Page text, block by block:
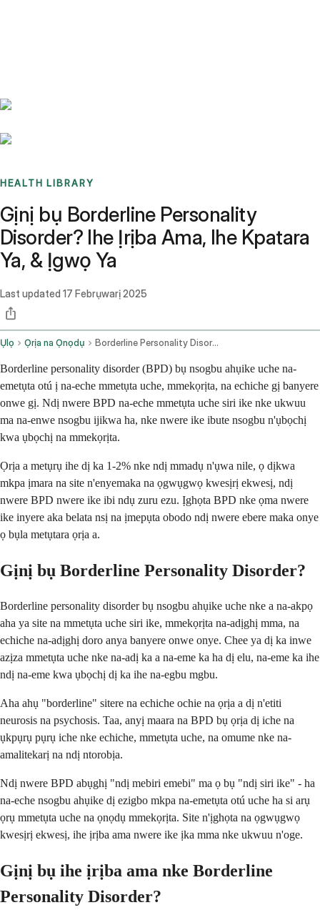
HEALTH LIBRARY
Gịnị bụ Borderline Personality
Disorder? Ihe Ịrịba Ama, Ihe Kpatara
Ya, & Ịgwọ Ya
Last updated 17 Febrụwarị 2025
Ụlọ Ọrịa na Ọnọdụ Borderline Personality Disorder
Borderline personality disorder (BPD) bụ nsogbu ahụike uche na-
emetụta otú ị na-eche mmetụta uche, mmekọrịta, na echiche gị banyere
onwe gị. Ndị nwere BPD na-eche mmetụta uche siri ike nke ukwuu
ma na-enwe nsogbu ijikwa ha, nke nwere ike ibute nsogbu n'ụbọchị
kwa ụbọchị na mmekọrịta.
Ọrịa a metụrụ ihe dị ka 1-2% nke ndị mmadụ n'ụwa nile, ọ dịkwa
mkpa ịmara na site n'enyemaka na ọgwụgwọ kwesịrị ekwesị, ndị
nwere BPD nwere ike ibi ndụ zuru ezu. Ịghọta BPD nke ọma nwere
ike inyere aka belata nsị na ịmepụta obodo ndị nwere ebere maka onye
ọ bụla metụtara ọrịa a.
Gịnị bụ Borderline Personality Disorder?
Borderline personality disorder bụ nsogbu ahụike uche nke a na-akpọ
aha ya site na mmetụta uche siri ike, mmekọrịta na-adịghị mma, na
echiche na-adịghị doro anya banyere onwe onye. Chee ya dị ka inwe
azịza mmetụta uche nke na-adị ka a na-eme ka ha dị elu, na-eme ka ihe
ndị na-eme kwa ụbọchị dị ka ihe na-egbu mgbu.
Aha ahụ "borderline" sitere na echiche ochie na ọrịa a dị n'etiti
neurosis na psychosis. Taa, anyị maara na BPD bụ ọrịa dị iche na
ụkpụrụ pụrụ iche nke echiche, mmetụta uche, na omume nke na-
amalitekarị na ndị ntorobịa.
Ndị nwere BPD abụghị "ndị mebiri emebi" ma ọ bụ "ndị siri ike" - ha
na-eche nsogbu ahụike dị ezigbo mkpa na-emetụta otú uche ha si arụ
ọrụ mmetụta uche na ọnọdụ mmekọrịta. Site n'ịghọta na ọgwụgwọ
kwesịrị ekwesị, ihe ịrịba ama nwere ike ịka mma nke ukwuu n'oge.
Gịnị bụ ihe ịrịba ama nke Borderline
Personality Disorder?